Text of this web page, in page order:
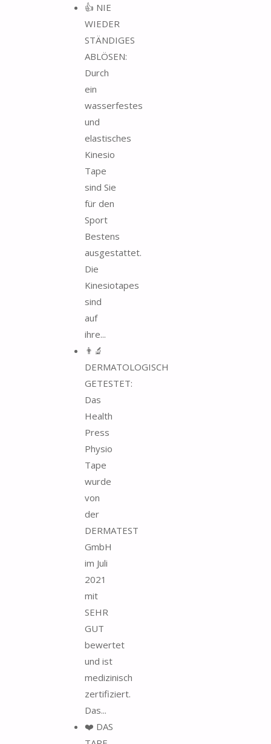
👍 NIE
WIEDER
STÄNDIGES
ABLÖSEN:
Durch
ein
wasserfestes
und
elastisches
Kinesio
Tape
sind Sie
für den
Sport
Bestens
ausgestattet.
Die
Kinesiotapes
sind
auf
ihre...
👨‍🔬
DERMATOLOGISCH
GETESTET:
Das
Health
Press
Physio
Tape
wurde
von
der
DERMATEST
GmbH
im Juli
2021
mit
SEHR
GUT
bewertet
und ist
medizinisch
zertifiziert.
Das...
❤️ DAS